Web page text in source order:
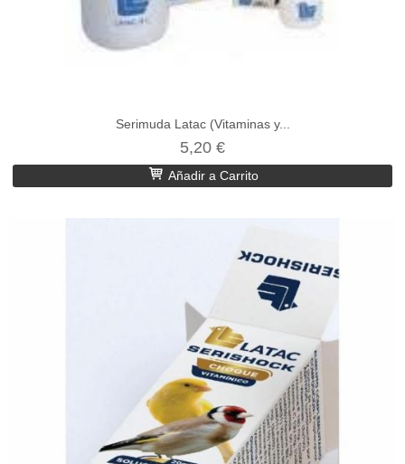
Serimuda Latac (Vitaminas y...
5,20 €
Añadir a Carrito